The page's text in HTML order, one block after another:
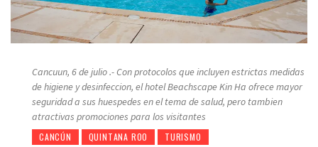
Cancuun, 6 de julio .- Con protocolos que incluyen estrictas medidas
de higiene y desinfeccion, el hotel Beachscape Kin Ha ofrece mayor
seguridad a sus huespedes en el tema de salud, pero tambien
atractivas promociones para los visitantes
CANCÚN QUINTANA ROO TURISMO